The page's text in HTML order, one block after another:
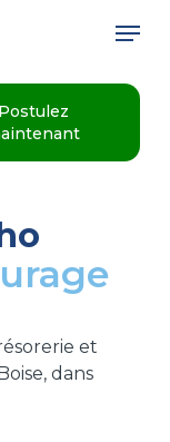
Postulez
et
dans
Menu